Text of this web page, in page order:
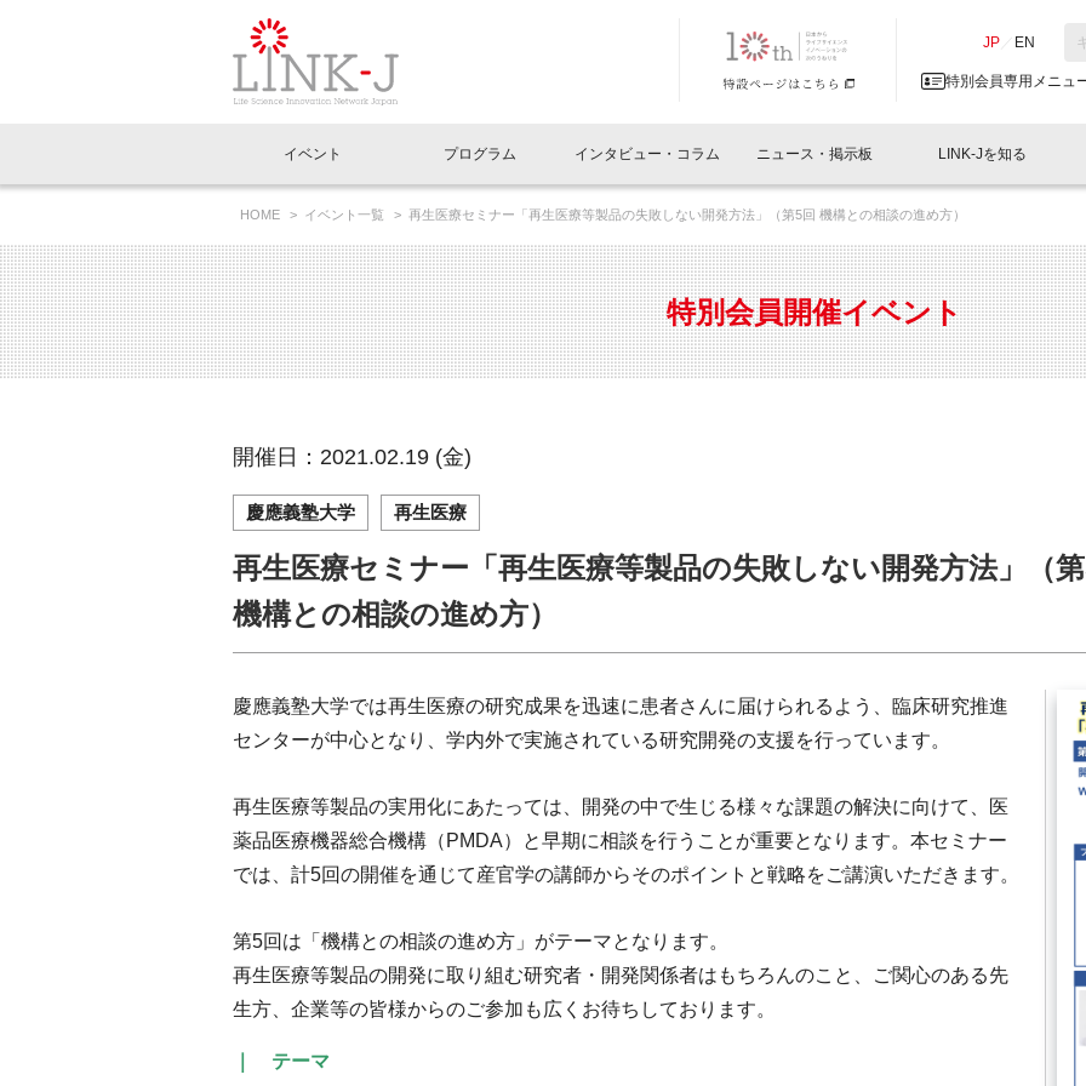
JP EN
特別会員専用メニュ
イベントお知らせメール登録
閉じる
イベント
イベント一覧
LINK-J主催・共催 特別会員開催
LINK-J協賛・協力 出展・参加
イベントレポート一覧
LINK-J主催・共催
LINK-J協賛・協力
プログラム
Out of Box相談室 What's "UNIKORN"？
インタビュー・コラム
インタビュー・コラム一覧
スペシャルインタビュー ベンチャーインタビュー 会報
連載コラム サポーターコラム 日本
ニュース・掲示板
ニュース一覧
トピック プレスリリース
メディア情報 海外関連
協賛・協力
人と情報の交流掲示板一覧
会員プレスリリース
募集
LINK-Jを知る
理事長挨拶 Why in Nihonbashi
国内外連携 サポーター紹介 事業
組織概要 パンフレット GTB
特別会員一覧 特別会員について 入会
専用メニューはこちら
ラウンジ・会議室 オフィス・ラボ 施設
アクセス
HOME イベント一覧 再生医療セミナー「再生医療等製品の失敗しない開発方法」（第5回 機構との相談の進め方）
特別会員開催イベント
開催日：2021.02.19 (金)
慶應義塾大学 再生医療
再生医療セミナー「再生医療等製品の失敗しない開発方法」（
機構との相談の進め方）
慶應義塾大学では再生医療の研究成果を迅速に患者さんに届けられるよう、臨床研究推進
センターが中心となり、学内外で実施されている研究開発の支援を行っています。
再生医療等製品の実用化にあたっては、開発の中で生じる様々な課題の解決に向けて、医
薬品医療機器総合機構（PMDA）と早期に相談を行うことが重要となります。本セミナー
では、計5回の開催を通じて産官学の講師からそのポイントと戦略をご講演いただきます。
第5回は「機構との相談の進め方」がテーマとなります。
再生医療等製品の開発に取り組む研究者・開発関係者はもちろんのこと、ご関心のある先
生方、企業等の皆様からのご参加も広くお待ちしております。
｜ テーマ